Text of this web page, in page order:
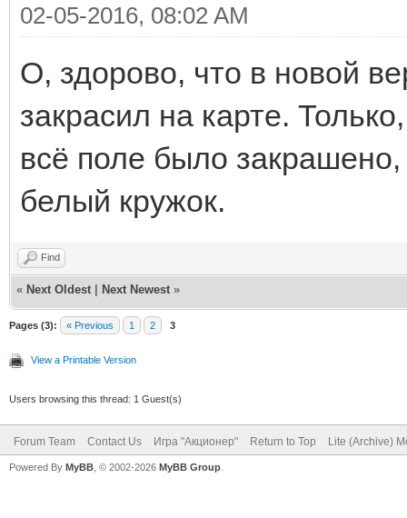
02-05-2016, 08:02 AM
О, здорово, что в новой
закрасил на карте.
всё поле было
белый кружок.
Find
« Next Oldest Next Newest »
Pages (3): « Previous 1 2 3
View a Printable Version
Users browsing this thread: 1 Guest(s)
Forum Team Contact Us Игра "Акционер" Return to Top Lite (Archive)
Powered By MyBB , © 2002-2026 MyBB Group